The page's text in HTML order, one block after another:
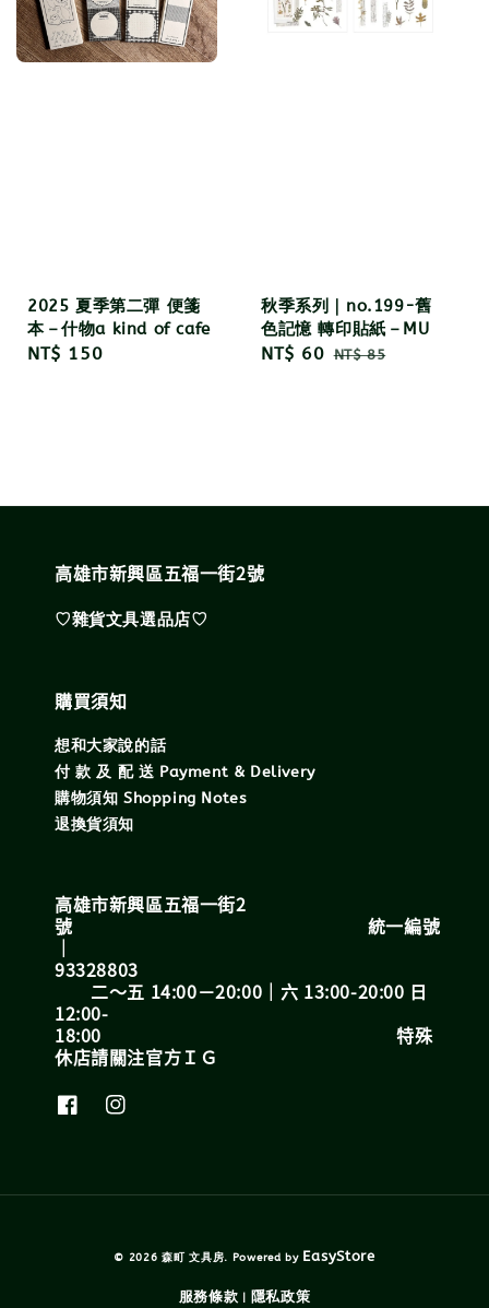
2025 夏季第二彈 便箋
本－什物a kind of cafe
Regular
NT$ 150
秋季系列｜no.199-舊
色記憶 轉印貼紙－MU
Sale
NT$ 60 Regular
NT$ 85
高雄市新興區五福一街2號
♡雜貨文具選品店♡
購買須知
想和大家說的話
付 款 及 配 送 Payment & Delivery
購物須知 Shopping Notes
退換貨須知
高雄市新興區五福一街2
號 統一編號
｜
93328803
二～五 14:00－20:00｜六 13:00-20:00 日
12:00-
18:00 特殊
休店請關注官方ＩＧ
© 2026 森町 文具房. Powered by EasyStore
服務條款| 隱私政策